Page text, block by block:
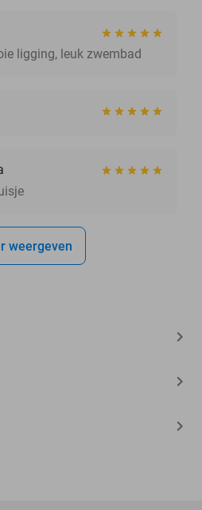
ligging, leuk zwembad
weergeven